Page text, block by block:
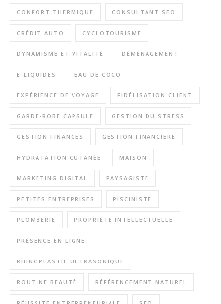
CONFORT THERMIQUE CONSULTANT SEO
CRÉDIT AUTO CYCLOTOURISME
DYNAMISME ET VITALITÉ DÉMÉNAGEMENT
E-LIQUIDES EAU DE COCO
EXPÉRIENCE DE VOYAGE FIDÉLISATION CLIENT
GARDE-ROBE CAPSULE GESTION DU STRESS
GESTION FINANCES GESTION FINANCIERE
HYDRATATION CUTANÉE MAISON
MARKETING DIGITAL PAYSAGISTE
PETITES ENTREPRISES PISCINISTE
PLOMBERIE PROPRIÉTÉ INTELLECTUELLE
PRÉSENCE EN LIGNE
RHINOPLASTIE ULTRASONIQUE
ROUTINE BEAUTÉ RÉFÉRENCEMENT NATUREL